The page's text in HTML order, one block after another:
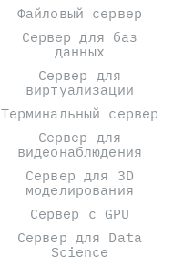
Файловый сервер
Сервер для баз
данных
Сервер для
виртуализации
Терминальный сервер
Сервер для
видеонаблюдения
Сервер для 3D
моделирования
Сервер с GPU
Сервер для Data
Science